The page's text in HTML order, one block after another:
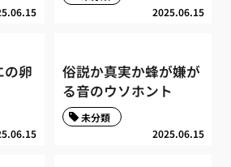
2025.06.15
の卵
俗説か真実か蜂が嫌が
る音のウソホント
2025.06.15
未分類